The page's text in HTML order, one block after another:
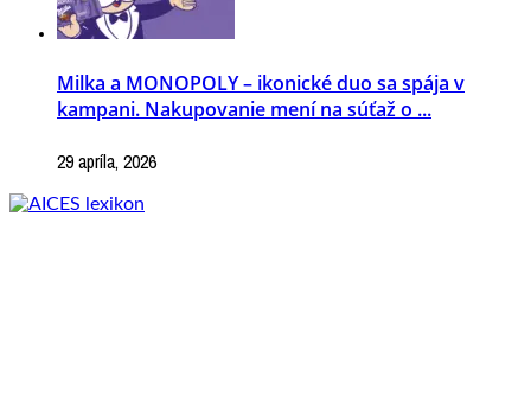
Milka a MONOPOLY – ikonické duo sa spája v
kampani. Nakupovanie mení na súťaž o ...
29 apríla, 2026